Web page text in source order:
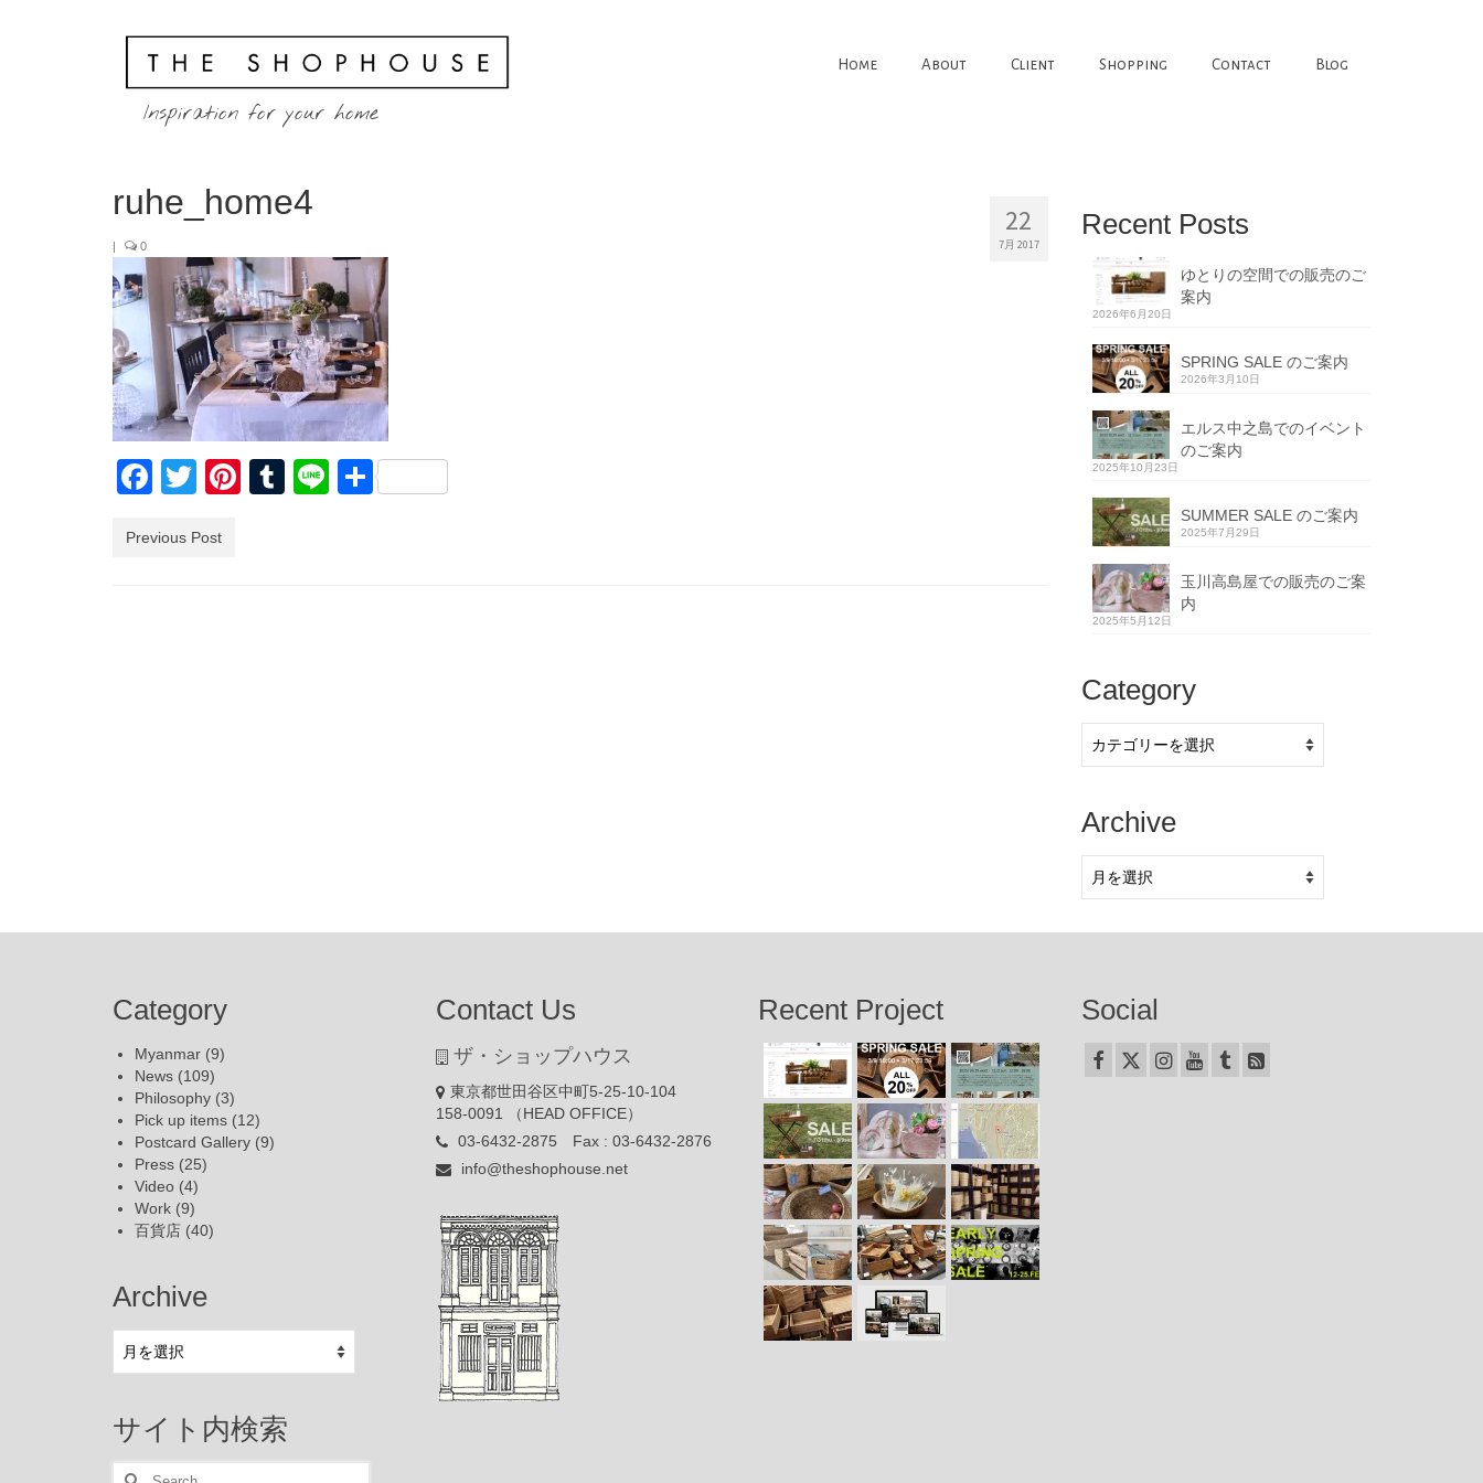
Inspiration for your home
Home About Client Shopping Contact Blog
22
7月 2017
ruhe_home4
0
Facebook
TwitterPinterest
Tumblr
Line共
Previous Post
Recent Posts
ゆとりの空間での販売のご
案内
2026年6月20日
SPRING SALE のご案内
2026年3月10日
エルス中之島でのイベント
のご案内
2025年10月23日
SUMMER SALE のご案内
2025年7月29日
玉川高島屋での販売のご案
内
2025年5月12日
Category
Archive
Category
Myanmar (9)
News (109)
Philosophy (3)
Pick up items (12)
Postcard Gallery (9)
Press (25)
Video (4)
Work (9)
百貨店 (40)
Archive
サイト内検索
Search
Contact Us
ザ・ショップハウス
東京都世田谷区中町5-25-10-104
158-0091 （HEAD OFFICE）
03-6432-2875 Fax : 03-6432-2876
info@theshophouse.net
Recent Project Social